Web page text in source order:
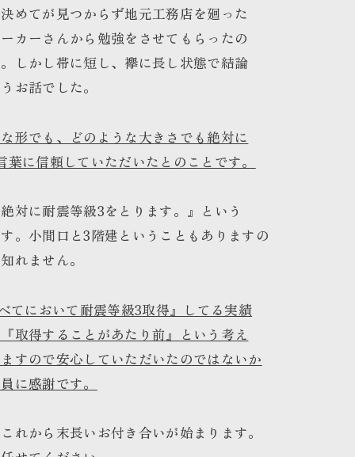
めてが見つからず地元工務店を廻った
カーさんから勉強をさせてもらったの
しかし帯に短し、襷に長し状態で結論
お話でした。
形でも、どのような大きさでも絶対に
に信頼していただいたとのことです。
対に耐震等級3をとります。』という
。小間口と3階建ということもありますの
れません。
てにおいて耐震等級3取得』してる実績
取得することがあたり前』という考え
すので安心していただいたのではないか
に感謝です。
れから末長いお付き合いが始まります。